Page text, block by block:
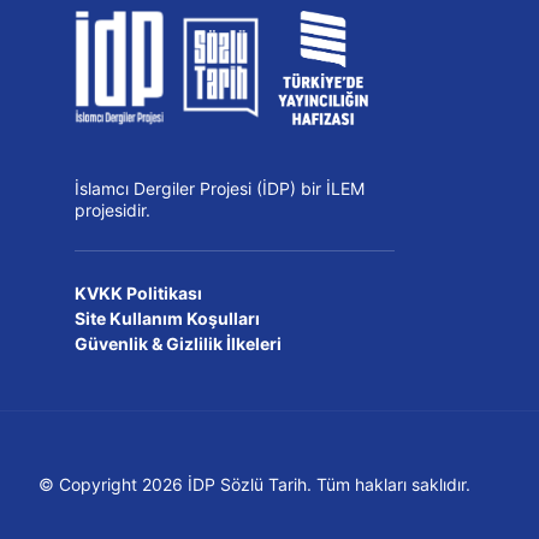
İslamcı Dergiler Projesi (İDP) bir İLEM
projesidir.
KVKK Politikası
Site Kullanım Koşulları
Güvenlik & Gizlilik İlkeleri
© Copyright 2026 İDP Sözlü Tarih. Tüm hakları saklıdır.